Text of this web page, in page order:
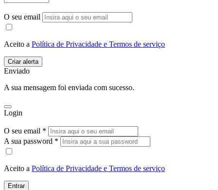
O seu email
Aceito a Política de Privacidade e Termos de serviço
Enviado
A sua mensagem foi enviada com sucesso.
Login
O seu email *
A sua password *
Aceito a Política de Privacidade e Termos de serviço
Entrar